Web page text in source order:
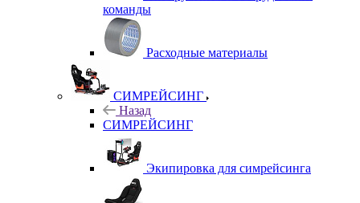
команды
Расходные материалы
СИМРЕЙСИНГ
Назад
СИМРЕЙСИНГ
Экипировка для симрейсинга